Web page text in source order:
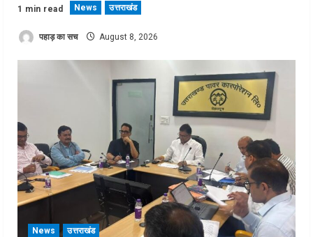
1 min read News उत्तराखंड
पहाड़ का सच August 8, 2026
News उत्तराखंड